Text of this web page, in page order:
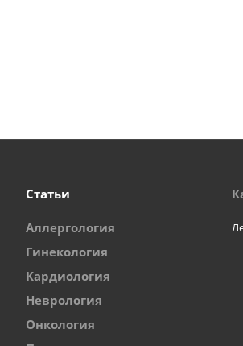
Статьи
Аллергология
Гинекология
Кардиология
Неврология
Онкология